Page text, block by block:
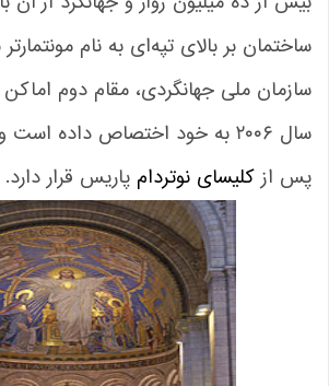
بر بالای تپه‌ای به نام مونتمارتر
ملی جهانگردی، مقام دوم اماکن
سال ۲۰۰۶ به خود اختصاص داده است
ازکلیسای نوتردامپاریس قرار دارد.